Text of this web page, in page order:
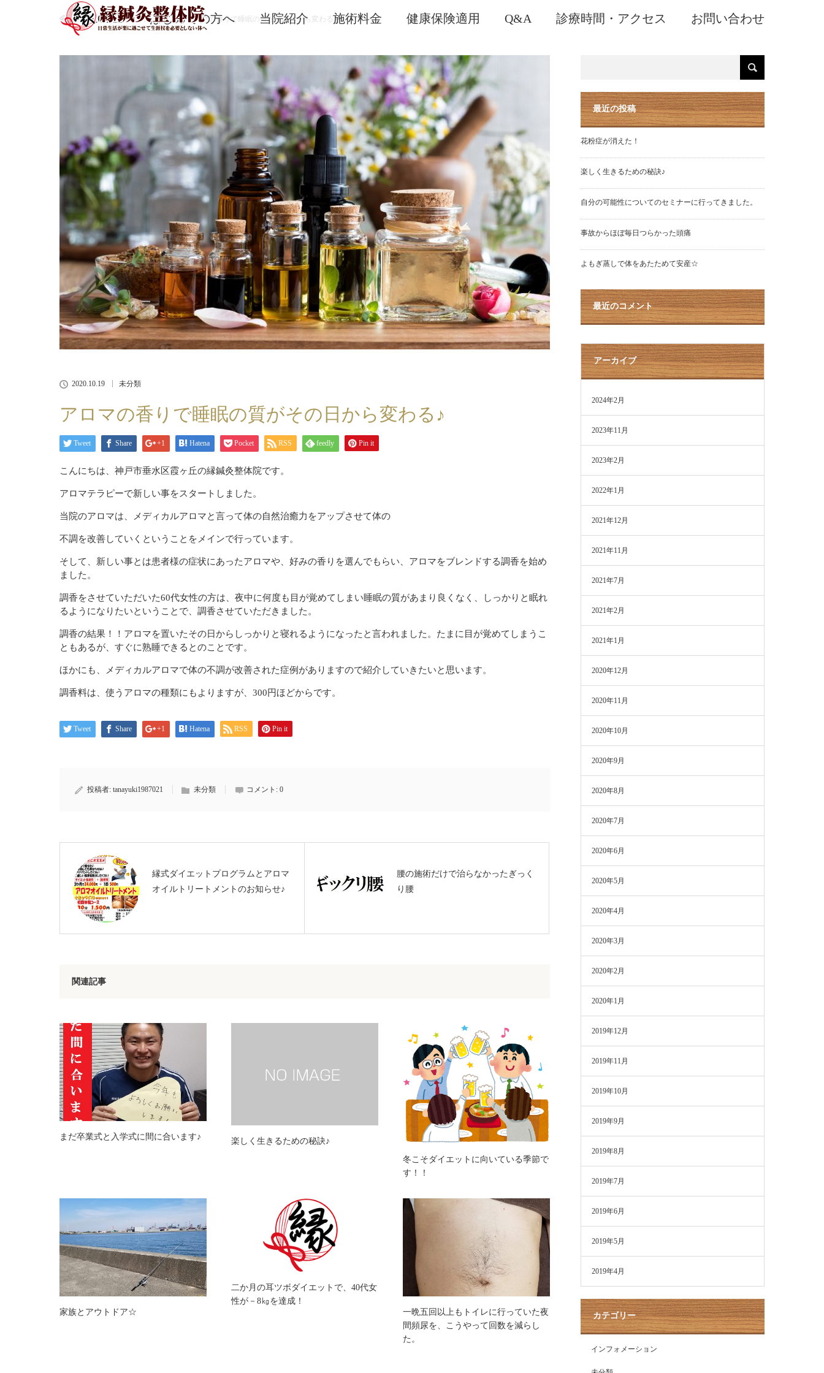
HOME はじめての方へ 当院紹介 施術料金 健康保険適用 Q&A 診療時間・アクセス お問い合わせ
ホーム
ブログ一覧
未分類 アロマの香りで睡眠の質がその日から変わる♪
2020.10.19 未分類
アロマの香りで睡眠の質がその日から変わる♪
Tweet Share +1 Hatena Pocket RSS feedly Pin it
こんにちは、神戸市垂水区霞ヶ丘の縁鍼灸整体院です。
アロマテラピーで新しい事をスタートしました。
当院のアロマは、メディカルアロマと言って体の自然治癒力をアップさせて体の
不調を改善していくということをメインで行っています。
そして、新しい事とは患者様の症状にあったアロマや、好みの香りを選んでもらい、アロマをブレンドする調香を始め
ました。
調香をさせていただいた60代女性の方は、夜中に何度も目が覚めてしまい睡眠の質があまり良くなく、しっかりと眠れ
るようになりたいということで、調香させていただきました。
調香の結果！！アロマを置いたその日からしっかりと寝れるようになったと言われました。たまに目が覚めてしまうこ
ともあるが、すぐに熟睡できるとのことです。
ほかにも、メディカルアロマで体の不調が改善された症例がありますので紹介していきたいと思います。
調香料は、使うアロマの種類にもよりますが、300円ほどからです。
Tweet Share +1 Hatena RSS Pin it
投稿者: tanayuki1987021 未分類 コメント: 0
縁式ダイエットプログラムとアロマ
オイルトリートメントのお知らせ♪
腰の施術だけで治らなかったぎっく
り腰
関連記事
まだ卒業式と入学式に間に合います♪ 楽しく生きるための秘訣♪
冬こそダイエットに向いている季節で
す！！
家族とアウトドア☆
二か月の耳ツボダイエットで、40代女
性が－8㎏を達成！
一晩五回以上もトイレに行っていた夜
間頻尿を、こうやって回数を減らし
た。
最近の投稿
花粉症が消えた！
楽しく生きるための秘訣♪
自分の可能性についてのセミナーに行ってきました。
事故からほぼ毎日つらかった頭痛
よもぎ蒸しで体をあたためて安産☆
最近のコメント
アーカイブ
2024年2月
2023年11月
2023年2月
2022年1月
2021年12月
2021年11月
2021年7月
2021年2月
2021年1月
2020年12月
2020年11月
2020年10月
2020年9月
2020年8月
2020年7月
2020年6月
2020年5月
2020年4月
2020年3月
2020年2月
2020年1月
2019年12月
2019年11月
2019年10月
2019年9月
2019年8月
2019年7月
2019年6月
2019年5月
2019年4月
カテゴリー
インフォメーション